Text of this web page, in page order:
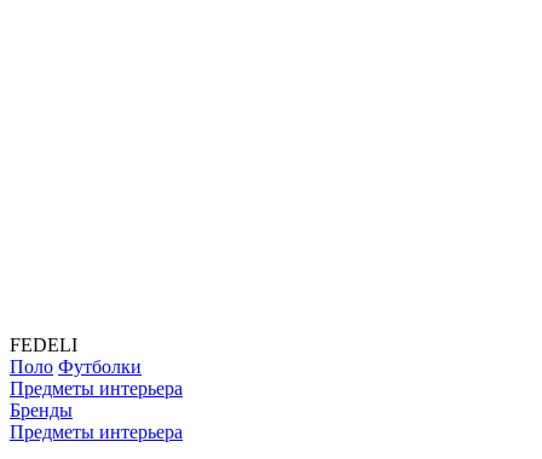
FEDELI
Поло Футболки
Предметы интерьера
Бренды
Предметы интерьера